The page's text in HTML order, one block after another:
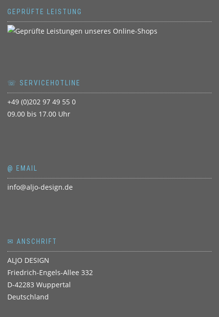
GEPRÜFTE LEISTUNG
☏ SERVICEHOTLINE
+49 (0)202 97 49 55 0
09.00 bis 17.00 Uhr
@ EMAIL
info@aljo-design.de
✉ ANSCHRIFT
ALJO DESIGN
Friedrich-Engels-Allee 332
D-42283 Wuppertal
Deutschland